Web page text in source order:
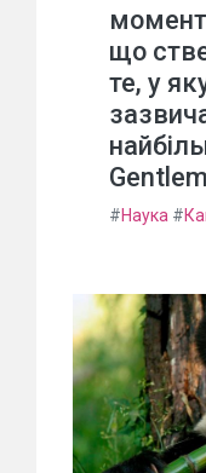
що
те, у
#Наука #